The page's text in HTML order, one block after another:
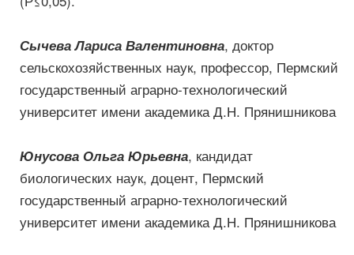
Сычева Лариса Валентиновна, доктор
сельскохозяйственных наук, профессор, Пермский
государственный аграрно-технологический
университет имени академика Д.Н. Прянишникова
Юнусова Ольга Юрьевна, кандидат
биологических наук, доцент, Пермский
государственный аграрно-технологический
университет имени академика Д.Н. Прянишникова